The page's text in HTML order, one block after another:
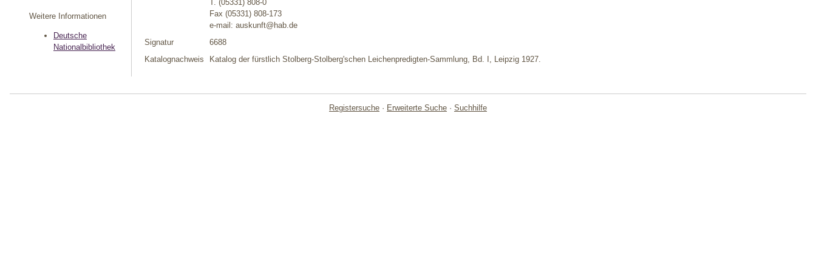
Weitere Informationen
Deutsche
Nationalbibliothek
T. (05331) 808-0
Fax (05331) 808-173
e-mail: auskunft@hab.de
Signatur
6688
Katalognachweis
Katalog der fürstlich Stolberg-Stolberg'schen Leichenpredigten-Sammlung, Bd. I, Leipzig 1927.
Registersuche · Erweiterte Suche · Suchhilfe